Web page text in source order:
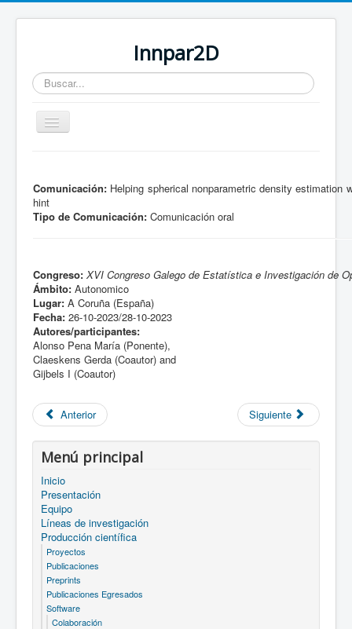
Innpar2D
Buscar...
Cambiar
navegación
Comunicación: Helping spherical nonparametric density estimation
hint
Tipo de Comunicación: Comunicación oral
Congreso: XVI Congreso Galego de Estatística e Investigación de
Ámbito: Autonomico
Lugar: A Coruña (España)
Fecha: 26-10-2023/28-10-2023
Autores/participantes:
Alonso Pena María (Ponente),
Claeskens Gerda (Coautor) and
Gijbels I (Coautor)
Anterior Siguiente
Menú principal
Inicio
Presentación
Equipo
Líneas de investigación
Producción científica
Proyectos
Publicaciones
Preprints
Publicaciones Egresados
Software
Colaboración